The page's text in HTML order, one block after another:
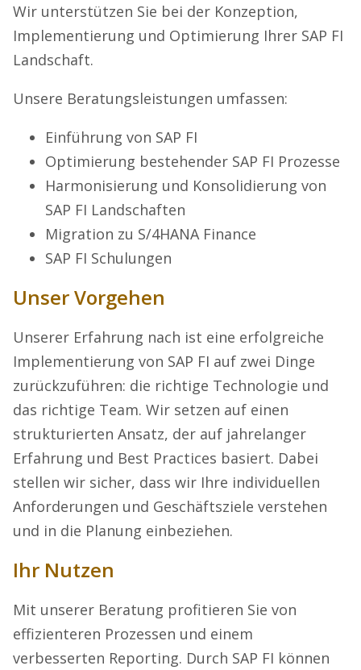
Wir unterstützen Sie bei der Konzeption,
Implementierung und Optimierung Ihrer SAP FI
Landschaft.
Unsere Beratungsleistungen umfassen:
Einführung von SAP FI
Optimierung bestehender SAP FI Prozesse
Harmonisierung und Konsolidierung von
SAP FI Landschaften
Migration zu S/4HANA Finance
SAP FI Schulungen
Unser Vorgehen
Unserer Erfahrung nach ist eine erfolgreiche
Implementierung von SAP FI auf zwei Dinge
zurückzuführen: die richtige Technologie und
das richtige Team. Wir setzen auf einen
strukturierten Ansatz, der auf jahrelanger
Erfahrung und Best Practices basiert. Dabei
stellen wir sicher, dass wir Ihre individuellen
Anforderungen und Geschäftsziele verstehen
und in die Planung einbeziehen.
Ihr Nutzen
Mit unserer Beratung profitieren Sie von
effizienteren Prozessen und einem
verbesserten Reporting. Durch SAP FI können